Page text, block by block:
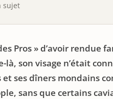
sujet
Pros » d’avoir
là, son visage n’était
ses dîners mondains
sans que certains